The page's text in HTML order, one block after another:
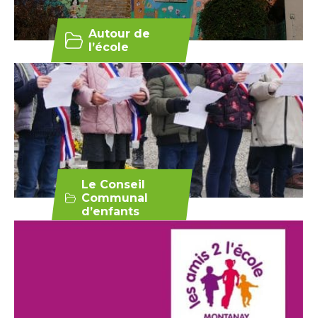
Autour de
l’école
Le Conseil
Communal
d’enfants